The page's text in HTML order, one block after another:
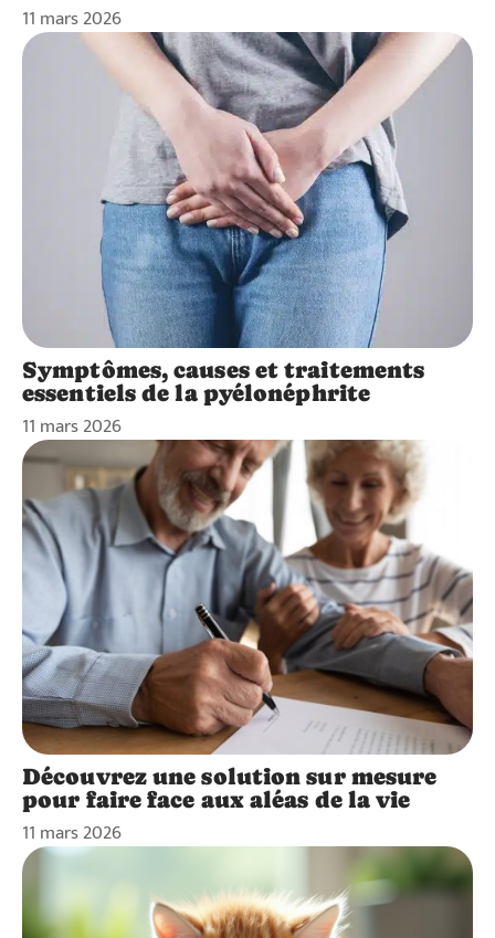
11 mars 2026
Symptômes, causes et traitements
essentiels de la pyélonéphrite
11 mars 2026
Découvrez une solution sur mesure
pour faire face aux aléas de la vie
11 mars 2026